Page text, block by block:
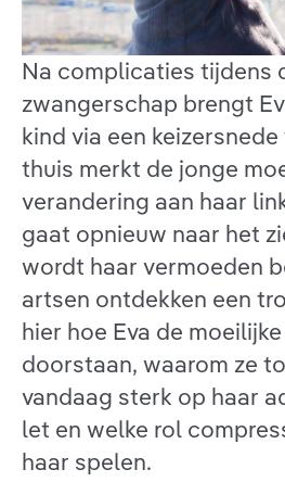
Na complicaties tijdens
zwangerschap brengt
kind via een
thuis merkt de jonge
verandering aan haar
gaat opnieuw naar het
wordt haar vermoeden
artsen ontdekken een
hier hoe Eva de
doorstaan, waarom ze
vandaag sterk op haar
let en welke rol
haar spelen.